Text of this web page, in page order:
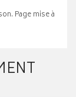
Page mise à